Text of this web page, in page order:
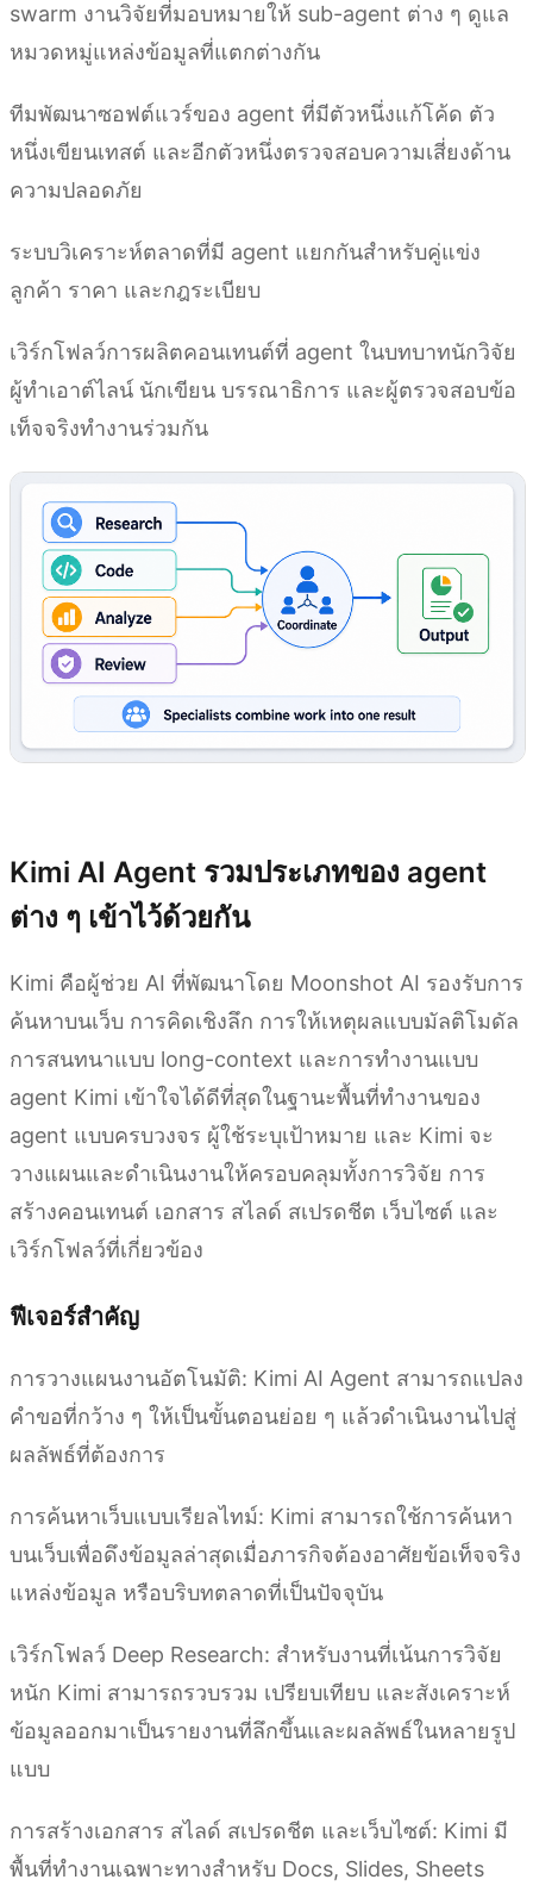
swarm งานวิจัยที่มอบหมายให้ sub-agent ต่าง ๆ ดูแล
หมวดหมู่แหล่งข้อมูลที่แตกต่างกัน
ทีมพัฒนาซอฟต์แวร์ของ agent ที่มีตัวหนึ่งแก้โค้ด ตัว
หนึ่งเขียนเทสต์ และอีกตัวหนึ่งตรวจสอบความเสี่ยงด้าน
ความปลอดภัย
ระบบวิเคราะห์ตลาดที่มี agent แยกกันสำหรับคู่แข่ง
ลูกค้า ราคา และกฎระเบียบ
เวิร์กโฟลว์การผลิตคอนเทนต์ที่ agent ในบทบาทนักวิจัย
ผู้ทำเอาต์ไลน์ นักเขียน บรรณาธิการ และผู้ตรวจสอบข้อ
เท็จจริงทำงานร่วมกัน
Kimi AI Agent รวมประเภทของ agent
ต่าง ๆ เข้าไว้ด้วยกัน
Kimi คือผู้ช่วย AI ที่พัฒนาโดย Moonshot AI รองรับการ
ค้นหาบนเว็บ การคิดเชิงลึก การให้เหตุผลแบบมัลติโมดัล
การสนทนาแบบ long-context และการทำงานแบบ
agent Kimi เข้าใจได้ดีที่สุดในฐานะพื้นที่ทำงานของ
agent แบบครบวงจร ผู้ใช้ระบุเป้าหมาย และ Kimi จะ
วางแผนและดำเนินงานให้ครอบคลุมทั้งการวิจัย การ
สร้างคอนเทนต์ เอกสาร สไลด์ สเปรดชีต เว็บไซต์ และ
เวิร์กโฟลว์ที่เกี่ยวข้อง
ฟีเจอร์สำคัญ
การวางแผนงานอัตโนมัติ: Kimi AI Agent สามารถแปลง
คำขอที่กว้าง ๆ ให้เป็นขั้นตอนย่อย ๆ แล้วดำเนินงานไปสู่
ผลลัพธ์ที่ต้องการ
การค้นหาเว็บแบบเรียลไทม์: Kimi สามารถใช้การค้นหา
บนเว็บเพื่อดึงข้อมูลล่าสุดเมื่อภารกิจต้องอาศัยข้อเท็จจริง
แหล่งข้อมูล หรือบริบทตลาดที่เป็นปัจจุบัน
เวิร์กโฟลว์ Deep Research: สำหรับงานที่เน้นการวิจัย
หนัก Kimi สามารถรวบรวม เปรียบเทียบ และสังเคราะห์
ข้อมูลออกมาเป็นรายงานที่ลึกขึ้นและผลลัพธ์ในหลายรูป
แบบ
การสร้างเอกสาร สไลด์ สเปรดชีต และเว็บไซต์: Kimi มี
พื้นที่ทำงานเฉพาะทางสำหรับ Docs, Slides, Sheets